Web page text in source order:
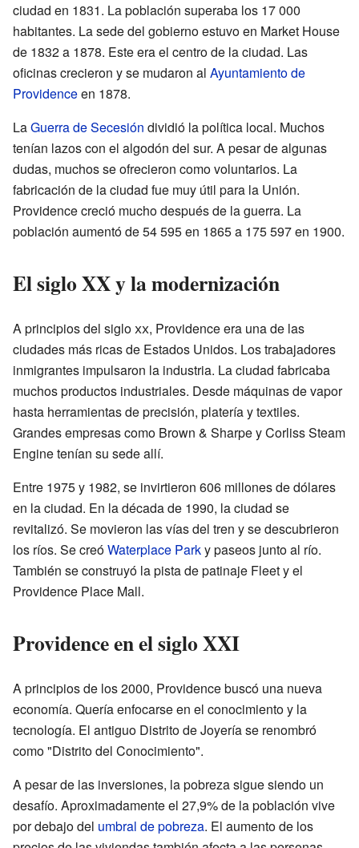
ciudad en 1831. La población superaba los 17 000
habitantes. La sede del gobierno estuvo en Market House
de 1832 a 1878. Este era el centro de la ciudad. Las
oficinas crecieron y se mudaron al Ayuntamiento de
Providenceen 1878.
LaGuerra de Secesión dividió la política local. Muchos
tenían lazos con el algodón del sur. A pesar de algunas
dudas, muchos se ofrecieron como voluntarios. La
fabricación de la ciudad fue muy útil para la Unión.
Providence creció mucho después de la guerra. La
población aumentó de 54 595 en 1865 a 175 597 en 1900.
El siglo XX y la modernización
A principios del sigloxx, Providence era una de las
ciudades más ricas de Estados Unidos. Los trabajadores
inmigrantes impulsaron la industria. La ciudad fabricaba
muchos productos industriales. Desde máquinas de vapor
hasta herramientas de precisión, platería y textiles.
Grandes empresas como Brown & Sharpe y Corliss Steam
Engine tenían su sede allí.
Entre 1975 y 1982, se invirtieron 606 millones de dólares
en la ciudad. En la década de 1990, la ciudad se
revitalizó. Se movieron las vías del tren y se descubrieron
los ríos. Se creóWaterplace Parky paseos junto al río.
También se construyó la pista de patinaje Fleet y el
Providence Place Mall.
Providence en el siglo XXI
A principios de los 2000, Providence buscó una nueva
economía. Quería enfocarse en el conocimiento y la
tecnología. El antiguo Distrito de Joyería se renombró
como "Distrito del Conocimiento".
A pesar de las inversiones, la pobreza sigue siendo un
desafío. Aproximadamente el 27,9% de la población vive
por debajo del umbral de pobreza. El aumento de los